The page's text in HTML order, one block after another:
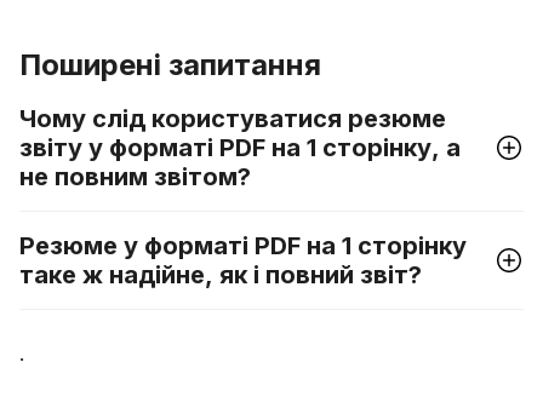
Поширені запитання
Чому слід користуватися резюме
звіту у форматі PDF на 1 сторінку, а
не повним звітом?
Резюме у форматі PDF на 1 сторінку
таке ж надійне, як і повний звіт?
.